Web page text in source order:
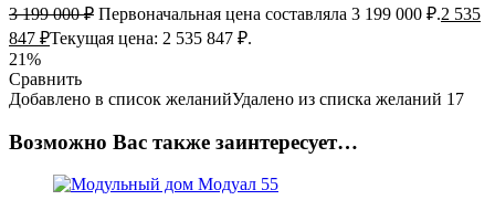
3 199 000₽ Первоначальная цена составляла 3 199 000 ₽.2 535
847 ₽Текущая цена: 2 535 847 ₽.
21%
Сравнить
Добавлено в список желанийУдалено из списка желаний 17
Возможно Вас также заинтересует…